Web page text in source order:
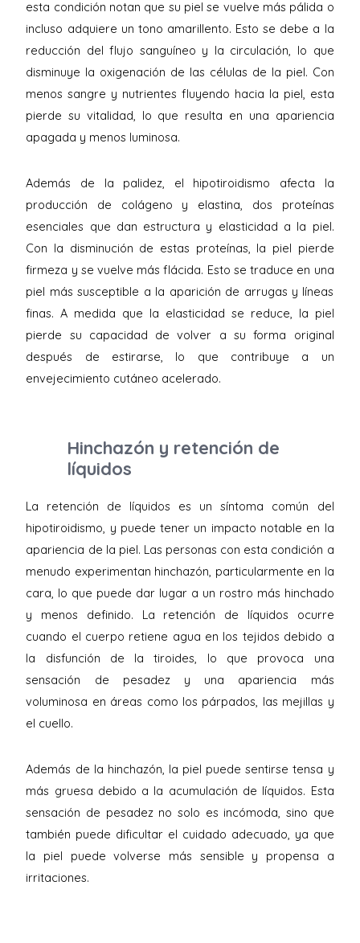
esta condición notan que su piel se vuelve más pálida o
incluso adquiere un tono amarillento. Esto se debe a la
reducción del flujo sanguíneo y la circulación, lo que
disminuye la oxigenación de las células de la piel. Con
menos sangre y nutrientes fluyendo hacia la piel, esta
pierde su vitalidad, lo que resulta en una apariencia
apagada y menos luminosa.
Además de la palidez, el hipotiroidismo afecta la
producción de colágeno y elastina, dos proteínas
esenciales que dan estructura y elasticidad a la piel.
Con la disminución de estas proteínas, la piel pierde
firmeza y se vuelve más flácida. Esto se traduce en una
piel más susceptible a la aparición de arrugas y líneas
finas. A medida que la elasticidad se reduce, la piel
pierde su capacidad de volver a su forma original
después de estirarse, lo que contribuye a un
envejecimiento cutáneo acelerado.
Hinchazón y retención de
líquidos
La retención de líquidos es un síntoma común del
hipotiroidismo, y puede tener un impacto notable en la
apariencia de la piel. Las personas con esta condición a
menudo experimentan hinchazón, particularmente en la
cara, lo que puede dar lugar a un rostro más hinchado
y menos definido. La retención de líquidos ocurre
cuando el cuerpo retiene agua en los tejidos debido a
la disfunción de la tiroides, lo que provoca una
sensación de pesadez y una apariencia más
voluminosa en áreas como los párpados, las mejillas y
el cuello.
Además de la hinchazón, la piel puede sentirse tensa y
más gruesa debido a la acumulación de líquidos. Esta
sensación de pesadez no solo es incómoda, sino que
también puede dificultar el cuidado adecuado, ya que
la piel puede volverse más sensible y propensa a
irritaciones.